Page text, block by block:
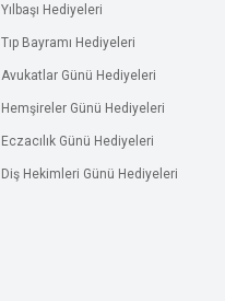
Yılbaşı Hediyeleri
Tıp Bayramı Hediyeleri
Avukatlar Günü Hediyeleri
Hemşireler Günü Hediyeleri
Eczacılık Günü Hediyeleri
Diş Hekimleri Günü Hediyeleri